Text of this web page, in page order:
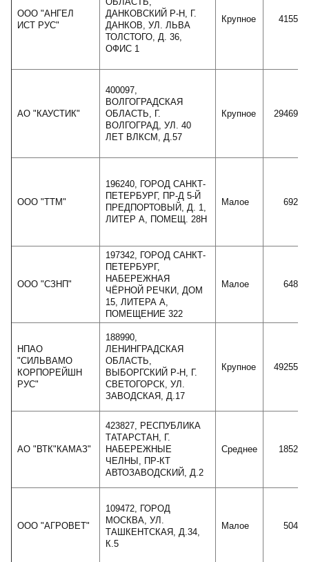
ООО "АНГЕЛ
ИСТ РУС"
ДАНКОВСКИЙ Р-Н, Г.
ДАНКОВ, УЛ. ЛЬВА
ТОЛСТОГО, Д. 36,
ОФИС 1
Крупное
АО "КАУСТИК"
400097,
ВОЛГОГРАДСКАЯ
ОБЛАСТЬ, Г.
ВОЛГОГРАД, УЛ. 40
ЛЕТ ВЛКСМ, Д.57
Крупное
ООО "ТТМ"
196240, ГОРОД САНКТ-
ПЕТЕРБУРГ, ПР-Д 5-Й
ПРЕДПОРТОВЫЙ, Д. 1,
ЛИТЕР А, ПОМЕЩ. 28Н
Малое
ООО "СЗНП"
197342, ГОРОД САНКТ-
ПЕТЕРБУРГ,
НАБЕРЕЖНАЯ
ЧЁРНОЙ РЕЧКИ, ДОМ
15, ЛИТЕРА А,
ПОМЕЩЕНИЕ 322
Малое
НПАО
"СИЛЬВАМО
КОРПОРЕЙШН
РУС"
188990,
ЛЕНИНГРАДСКАЯ
ОБЛАСТЬ,
ВЫБОРГСКИЙ Р-Н, Г.
СВЕТОГОРСК, УЛ.
ЗАВОДСКАЯ, Д.17
Крупное
АО "ВТК"КАМАЗ"
423827, РЕСПУБЛИКА
ТАТАРСТАН, Г.
НАБЕРЕЖНЫЕ
ЧЕЛНЫ, ПР-КТ
АВТОЗАВОДСКИЙ, Д.2
Среднее
ООО "АГРОВЕТ"
109472, ГОРОД
МОСКВА, УЛ.
ТАШКЕНТСКАЯ, Д.34,
К.5
Малое